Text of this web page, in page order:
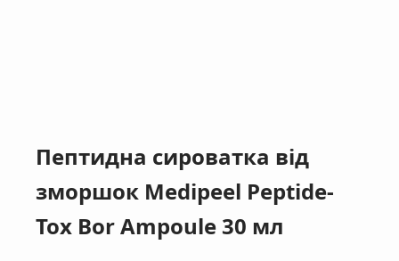
Пептидна сироватка від
зморшок Medipeel Peptide-
Tox Bor Ampoule 30 мл